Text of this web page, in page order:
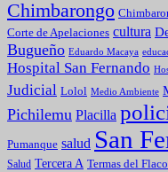
Chimbarongo
Corte de Apelaciones cultura
Bugueño Eduardo Macaya
Hospital San Fernando
Judicial Lolol Medio Ambiente
Pichilemu Placilla
Pumanque salud San
Salud Tercera A Termas del Flaco